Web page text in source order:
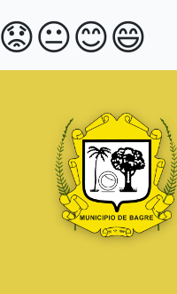
😟😐😊😄